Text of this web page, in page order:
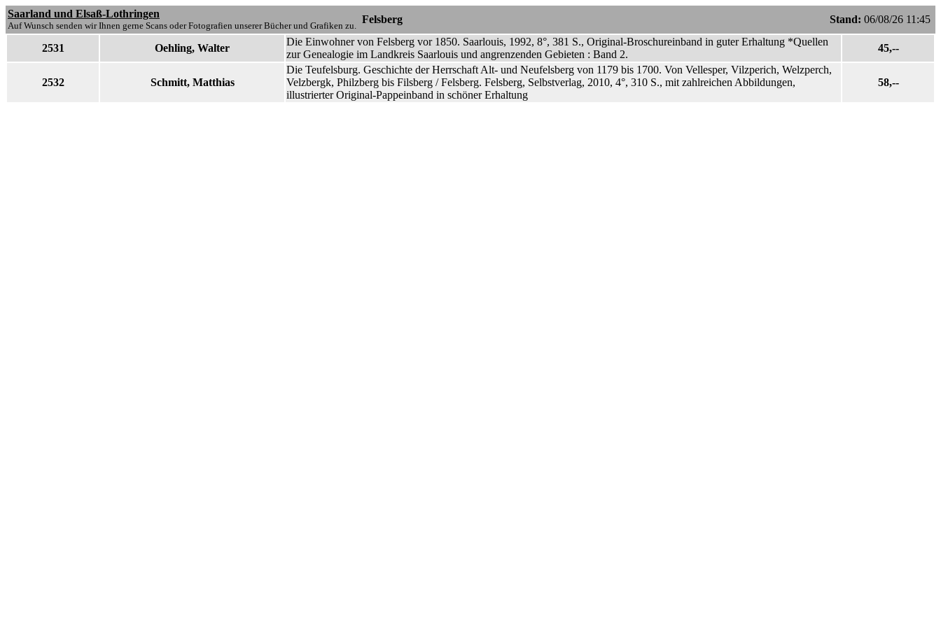
Saarland und Elsaß-Lothringen
Auf Wunsch senden wir Ihnen gerne Scans oder Fotografien unserer Bücher und Grafiken zu.
Felsberg Stand: 06/08/26 11:45
2531 Oehling, Walter
Die Einwohner von Felsberg vor 1850. Saarlouis, 1992, 8°, 381 S., Original-Broschureinband in guter Erhaltung *Quellen
zur Genealogie im Landkreis Saarlouis und angrenzenden Gebieten : Band 2.
45,--
2532 Schmitt, Matthias
Die Teufelsburg. Geschichte der Herrschaft Alt- und Neufelsberg von 1179 bis 1700. Von Vellesper, Vilzperich, Welzperch,
Velzbergk, Philzberg bis Filsberg / Felsberg. Felsberg, Selbstverlag, 2010, 4°, 310 S., mit zahlreichen Abbildungen,
illustrierter Original-Pappeinband in schöner Erhaltung
58,--